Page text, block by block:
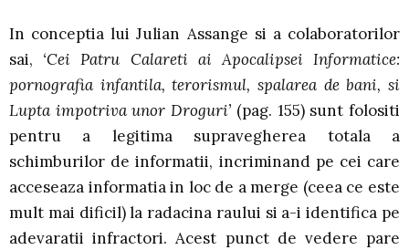
In conceptia lui Julian Assange si a colaboratorilor
sai, ‘Cei Patru Calareti ai Apocalipsei Informatice:
pornografia infantila, terorismul, spalarea de bani, si
Lupta impotriva unor Droguri’ (pag. 155) sunt folositi
pentru a legitima supravegherea totala a
schimburilor de informatii, incriminand pe cei care
acceseaza informatia in loc de a merge (ceea ce este
mult mai dificil) la radacina raului si a-i identifica pe
adevaratii infractori. Acest punct de vedere pare